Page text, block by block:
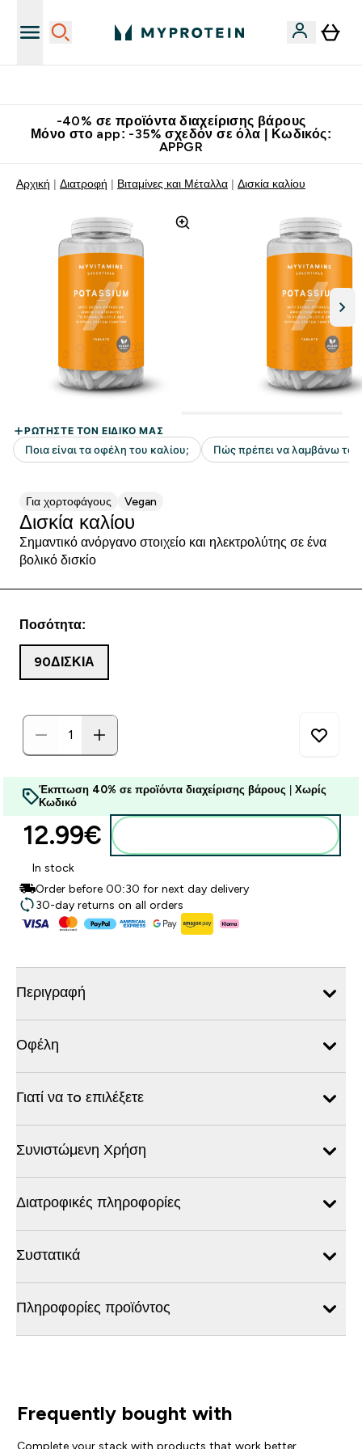
-40% σε προϊόντα διαχείρισης βάρους
Μόνο στο app: -35% σχεδόν σε όλα | Κωδικός:
APPGR
Αρχική Διατροφή Βιταμίνες και Μέταλλα Δισκία καλίου
Για χορτοφάγους Vegan
Δισκία καλίου
Σημαντικό ανόργανο στοιχείο και ηλεκτρολύτης σε ένα
βολικό δισκίο
Ποσότητα:
90ΔΙΣΚΊΑ
Έκπτωση 40% σε προϊόντα διαχείρισης βάρους
Χωρίς
Κωδικό
12.99€‎
In stock
Order before 00:30 for next day delivery
30-day returns on all orders
Περιγραφή
Οφέλη
Γιατί να τo επιλέξετε
Συνιστώμενη Χρήση
Διατροφικές πληροφορίες
Συστατικά
Πληροφορίες προϊόντος
Frequently bought with
Complete your stack with products that work better